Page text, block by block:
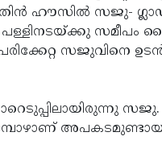
ഹൗസില്‍ സജു-
സമീപം
സജുവിനെ
സജു.